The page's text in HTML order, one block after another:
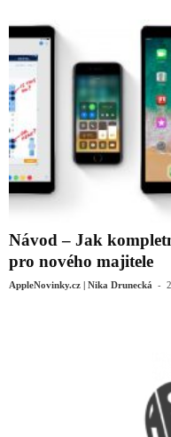
Návod – Jak
pro nového majitele
AppleNovinky.cz | Nika Drunecká -